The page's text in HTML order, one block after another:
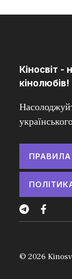
Кіносвіт -
кінолюбів!
© 2026